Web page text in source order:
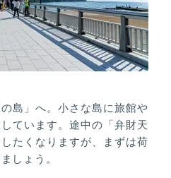
島」へ。小さな島に旅館や
ています。途中の「弁財天
たくなりますが、まずは荷
しょう。